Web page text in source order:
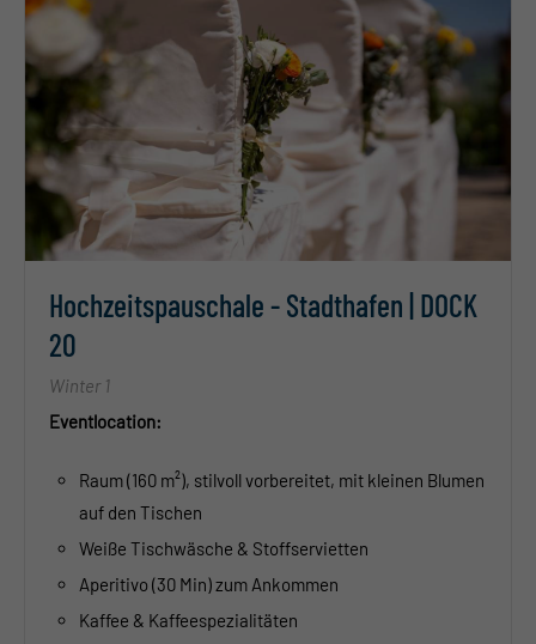
Hochzeitspauschale - Stadthafen | DOCK
20
Winter 1
Eventlocation:
Raum (160 m²), stilvoll vorbereitet, mit kleinen Blumen
auf den Tischen
Weiße Tischwäsche & Stoffservietten
Aperitivo (30 Min) zum Ankommen
Kaffee & Kaffeespezialitäten